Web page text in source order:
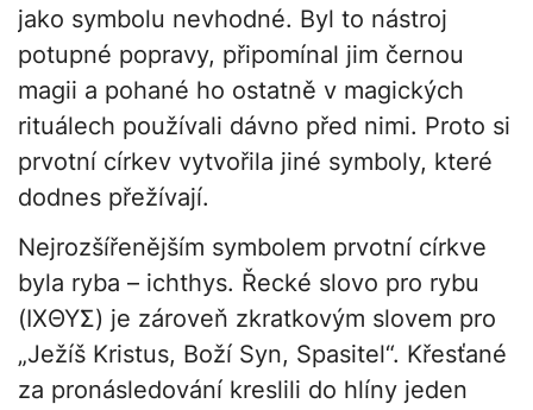
jako symbolu nevhodné. Byl to nástroj
potupné popravy, připomínal jim černou
magii a pohané ho ostatně v magických
rituálech používali dávno před nimi. Proto si
prvotní církev vytvořila jiné symboly, které
dodnes přežívají.
Nejrozšířenějším symbolem prvotní církve
byla ryba – ichthys. Řecké slovo pro rybu
(ΙΧΘΥΣ) je zároveň zkratkovým slovem pro
„Ježíš Kristus, Boží Syn, Spasitel“. Křesťané
za pronásledování kreslili do hlíny jeden